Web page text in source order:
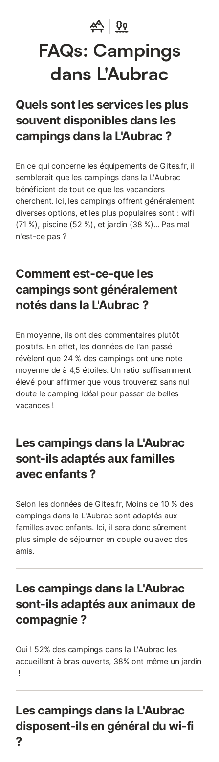
FAQs: Campings
dans L'Aubrac
Quels sont les services les plus
souvent disponibles dans les
campings dans la L'Aubrac ?
En ce qui concerne les équipements de Gites.fr, il
semblerait que les campings dans la L'Aubrac
bénéficient de tout ce que les vacanciers
cherchent. Ici, les campings offrent généralement
diverses options, et les plus populaires sont : wifi
(71 %), piscine (52 %), et jardin (38 %)... Pas mal
n'est-ce pas ?
Comment est-ce-que les
campings sont généralement
notés dans la L'Aubrac ?
En moyenne, ils ont des commentaires plutôt
positifs. En effet, les données de l'an passé
révèlent que 24 % des campings ont une note
moyenne de à 4,5 étoiles. Un ratio suffisamment
élevé pour affirmer que vous trouverez sans nul
doute le camping idéal pour passer de belles
vacances !
Les campings dans la L'Aubrac
sont-ils adaptés aux familles
avec enfants ?
Selon les données de Gites.fr, Moins de 10 % des
campings dans la L'Aubrac sont adaptés aux
familles avec enfants. Ici, il sera donc sûrement
plus simple de séjourner en couple ou avec des
amis.
Les campings dans la L'Aubrac
sont-ils adaptés aux animaux de
compagnie ?
Oui ! 52% des campings dans la L'Aubrac les
accueillent à bras ouverts, 38% ont même un jardin
!
Les campings dans la L'Aubrac
disposent-ils en général du wi-fi
?